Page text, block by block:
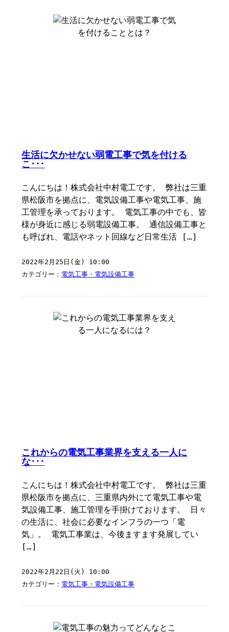
生活に欠かせない弱電工事で気を付ける
こ･･･
こんにちは！株式会社中村電工です。 弊社は三重
県松阪市を拠点に、電気設備工事や電気工事、施
工管理を承っております。 電気工事の中でも、皆
様が身近に感じる弱電設備工事。 通信設備工事と
も呼ばれ、電話やネット回線など日常生活 […]
2022年2月25日(金) 10:00
カテゴリー： 電気工事・電気設備工事
これからの電気工事業界を支える一人に
な･･･
こんにちは！株式会社中村電工です。 弊社は三重
県松阪市を拠点に、三重県内外にて電気工事や電
気設備工事、施工管理を手掛けております。 日々
の生活に、社会に必要なインフラの一つ「電
気」。 電気工事業は、今後ますます発展してい
[…]
2022年2月22日(火) 10:00
カテゴリー： 電気工事・電気設備工事